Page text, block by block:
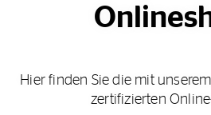
Hier finden Sie die mit
zertifizierten